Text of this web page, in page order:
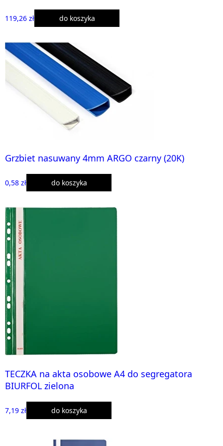
119,26 zł do koszyka
Grzbiet nasuwany 4mm ARGO czarny (20K)
0,58 zł do koszyka
TECZKA na akta osobowe A4 do segregatora
BIURFOL zielona
7,19 zł do koszyka